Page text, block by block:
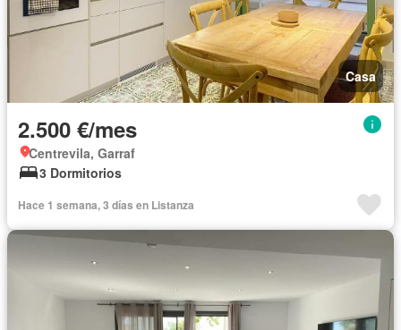
Casa
2.500 €/mes
Centrevila, Garraf
3 Dormitorios
Hace 1 semana, 3 días en Listanza